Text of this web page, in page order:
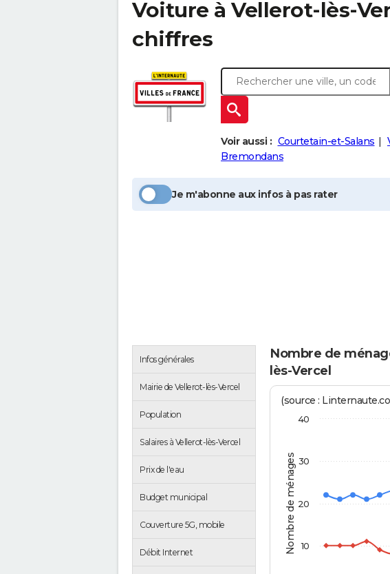
Voiture à Vellerot-lès-
chiffres
Voir aussi : Courtetain-et-Salans
Bremondans
Je m'abonne aux infos à pas rater
Infos générales
Mairie de Vellerot-lès-Vercel
Population
Salaires à Vellerot-lès-Vercel
Prix de l'eau
Budget municipal
Couverture 5G, mobile
Débit Internet
Nombre de
lès-Vercel
Nombre de ménages
(source :
10
20
30
40